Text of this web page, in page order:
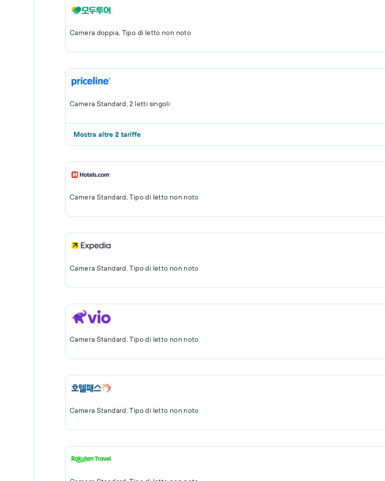
Camera doppia, Tipo di letto non noto
Camera Standard, 2 letti singoli
Mostra altre 2 tariffe
Camera Standard, Tipo di letto non noto
Camera Standard, Tipo di letto non noto
Camera Standard, Tipo di letto non noto
Camera Standard, Tipo di letto non noto